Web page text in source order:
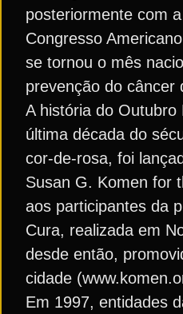
posteriormente com
Congresso
se tornou o mês
prevenção do câncer
A história do Outubro
última década do
cor-de-rosa, foi
Susan G. Komen for
aos participantes da
Cura, realizada em
desde então,
cidade
Em 1997, entidades